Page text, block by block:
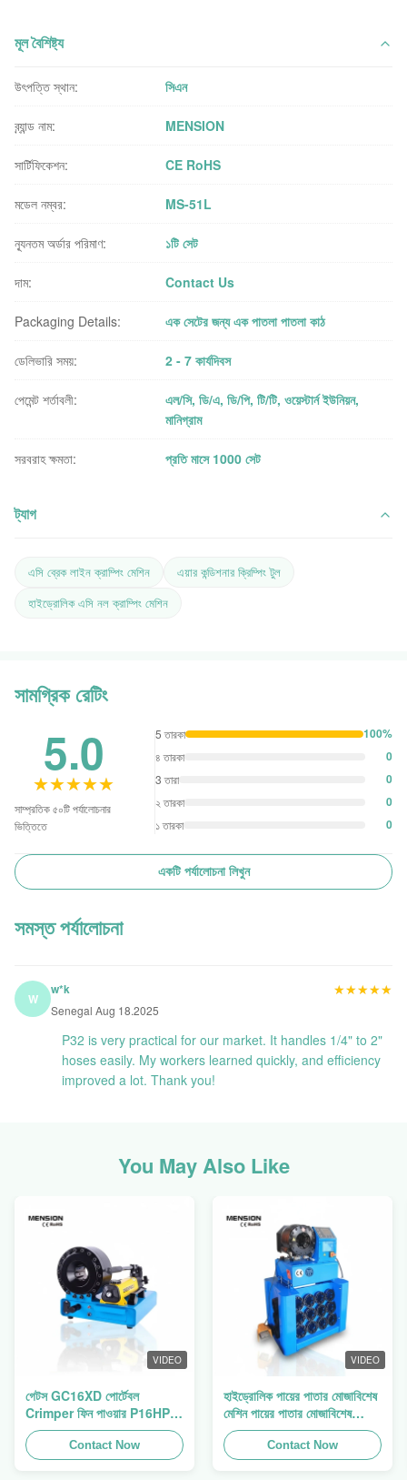
মূল বৈশিষ্ট্য
উৎপত্তি স্থান: সিএন
ব্র্যান্ড নাম: MENSION
সার্টিফিকেশন: CE RoHS
মডেল নম্বর: MS-51L
ন্যূনতম অর্ডার পরিমাণ: ১টি সেট
দাম: Contact Us
Packaging Details: এক সেটের জন্য এক পাতলা পাতলা কাঠ
ডেলিভারি সময়: 2 - 7 কার্যদিবস
পেমেন্ট শর্তাবলী:
এল/সি, ডি/এ, ডি/পি, টি/টি, ওয়েস্টার্ন ইউনিয়ন,
মানিগ্রাম
সরবরাহ ক্ষমতা: প্রতি মাসে 1000 সেট
ট্যাগ
এসি ব্রেক লাইন ক্রাম্পিং মেশিন
এয়ার কন্ডিশনার ক্রিম্পিং টুল
হাইড্রোলিক এসি নল ক্রাম্পিং মেশিন
সামগ্রিক রেটিং
5.0
★★★★★
★★★★★
সাম্প্রতিক ৫০টি পর্যালোচনার
ভিত্তিতে
5 তারকা 100%
৪ তারকা 0
3 তারা 0
২ তারকা 0
১ তারকা 0
একটি পর্যালোচনা লিখুন
সমস্ত পর্যালোচনা
W
w*k
Senegal Aug 18.2025
★★★★★
★★★★★
P32 is very practical for our market. It handles 1/4" to 2"
hoses easily. My workers learned quickly, and efficiency
improved a lot. Thank you!
You May Also Like
VIDEO
গেটস GC16XD পোর্টেবল
Crimper ফিন পাওয়ার P16HP
ম্যানুয়াল হাইড্রোলিক তারের
Crimper বিক্রয়Contact Now
VIDEO
হাইড্রোলিক পায়ের পাতার মোজাবিশেষ
মেশিন পায়ের পাতার মোজাবিশেষ
Crimping মেশিন পায়ের পাতার
মোজাবিশেষ প্রেস ফিন পাওয়ার
Swager
Contact Now